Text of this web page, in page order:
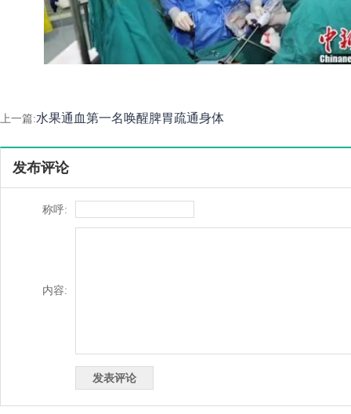
上一篇:水果通血第一名唤醒脾胃疏通身体
发布评论
称呼:
内容: